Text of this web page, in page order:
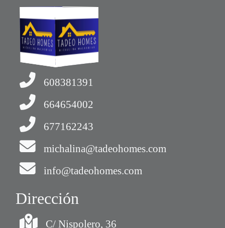
608381391
664654002
677162243
michalina@tadeohomes.com
info@tadeohomes.com
Dirección
C/ Nispolero, 36